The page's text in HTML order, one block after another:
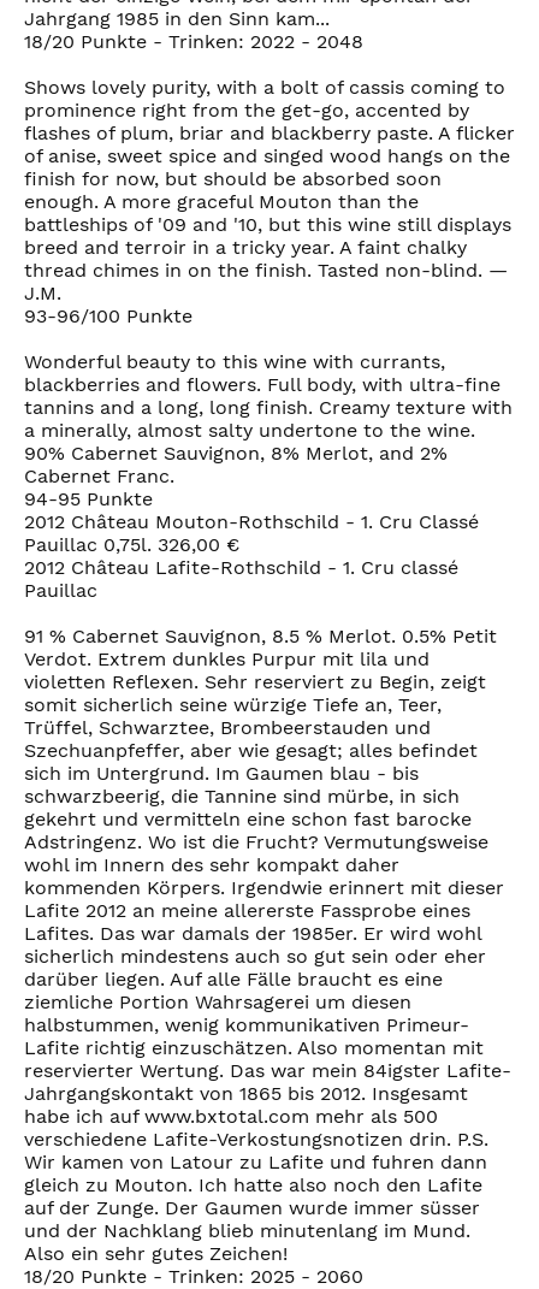
Jahrgang 1985 in den Sinn kam...
18/20 Punkte - Trinken: 2022 - 2048
Shows lovely purity, with a bolt of cassis coming to
prominence right from the get-go, accented by
flashes of plum, briar and blackberry paste. A flicker
of anise, sweet spice and singed wood hangs on the
finish for now, but should be absorbed soon
enough. A more graceful Mouton than the
battleships of '09 and '10, but this wine still displays
breed and terroir in a tricky year. A faint chalky
thread chimes in on the finish. Tasted non-blind. —
J.M.
93-96/100 Punkte
Wonderful beauty to this wine with currants,
blackberries and flowers. Full body, with ultra-fine
tannins and a long, long finish. Creamy texture with
a minerally, almost salty undertone to the wine.
90% Cabernet Sauvignon, 8% Merlot, and 2%
Cabernet Franc.
94-95 Punkte
2012 Château Mouton-Rothschild - 1. Cru Classé
Pauillac 0,75l. 326,00 €
2012 Château Lafite-Rothschild - 1. Cru classé
Pauillac
91 % Cabernet Sauvignon, 8.5 % Merlot. 0.5% Petit
Verdot. Extrem dunkles Purpur mit lila und
violetten Reflexen. Sehr reserviert zu Begin, zeigt
somit sicherlich seine würzige Tiefe an, Teer,
Trüffel, Schwarztee, Brombeerstauden und
Szechuanpfeffer, aber wie gesagt; alles befindet
sich im Untergrund. Im Gaumen blau - bis
schwarzbeerig, die Tannine sind mürbe, in sich
gekehrt und vermitteln eine schon fast barocke
Adstringenz. Wo ist die Frucht? Vermutungsweise
wohl im Innern des sehr kompakt daher
kommenden Körpers. Irgendwie erinnert mit dieser
Lafite 2012 an meine allererste Fassprobe eines
Lafites. Das war damals der 1985er. Er wird wohl
sicherlich mindestens auch so gut sein oder eher
darüber liegen. Auf alle Fälle braucht es eine
ziemliche Portion Wahrsagerei um diesen
halbstummen, wenig kommunikativen Primeur-
Lafite richtig einzuschätzen. Also momentan mit
reservierter Wertung. Das war mein 84igster Lafite-
Jahrgangskontakt von 1865 bis 2012. Insgesamt
habe ich auf www.bxtotal.com mehr als 500
verschiedene Lafite-Verkostungsnotizen drin. P.S.
Wir kamen von Latour zu Lafite und fuhren dann
gleich zu Mouton. Ich hatte also noch den Lafite
auf der Zunge. Der Gaumen wurde immer süsser
und der Nachklang blieb minutenlang im Mund.
Also ein sehr gutes Zeichen!
18/20 Punkte - Trinken: 2025 - 2060